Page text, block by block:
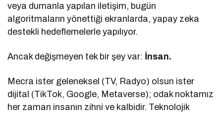
veya dumanla yapılan iletişim, bugün
algoritmaların yönettiği ekranlarda, yapay zeka
destekli hedeflemelerle yapılıyor.
Ancak değişmeyen tek bir şey var: İnsan.
Mecra ister geleneksel (TV, Radyo) olsun ister
dijital (TikTok, Google, Metaverse); odak noktamız
her zaman insanın zihni ve kalbidir. Teknolojik